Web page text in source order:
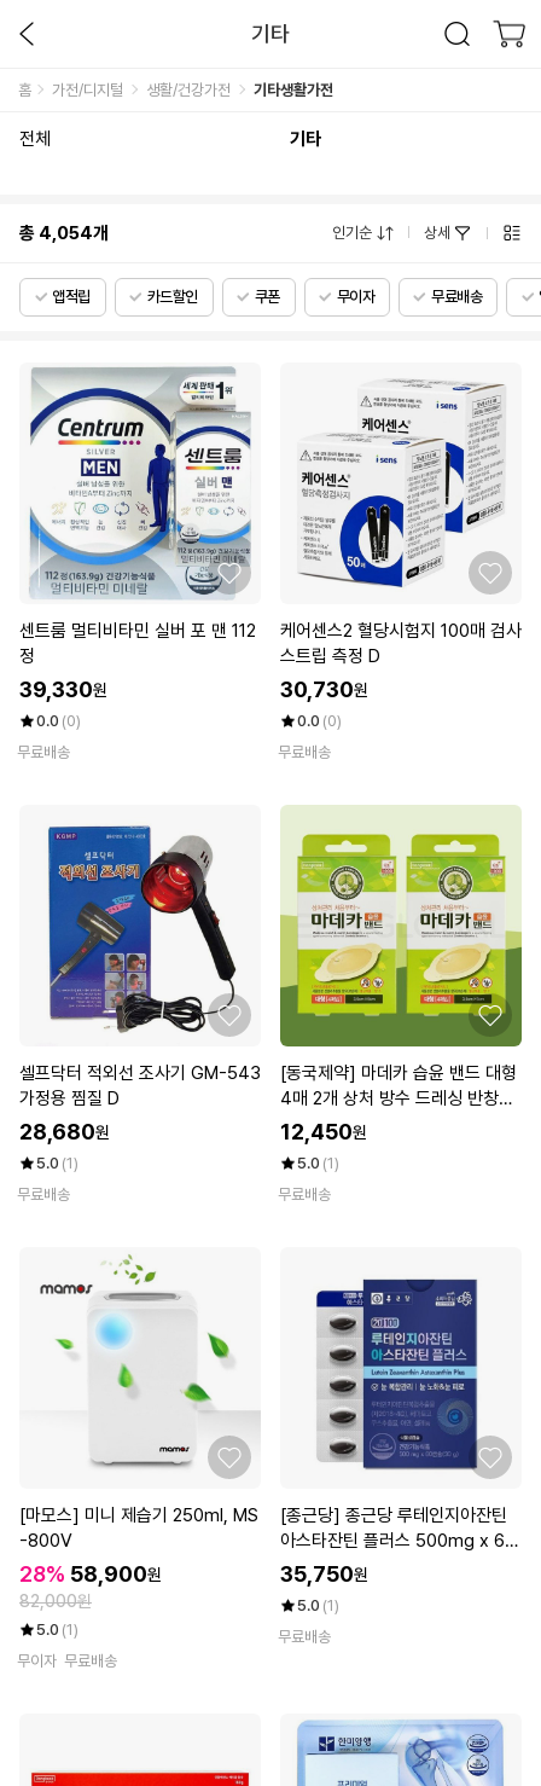
기타
홈 가전/디지털 생활/건강가전 기타생활가전
전체 기타
총 4,054개 인기순 상세
앱적립 카드할인 쿠폰 무이자 무료배송
센트룸 멀티비타민 실버 포 맨 112
정
39,330원
0.0 (0)
무료배송
케어센스2 혈당시험지 100매 검사
스트립 측정 D
30,730원
0.0 (0)
무료배송
셀프닥터 적외선 조사기 GM-543
가정용 찜질 D
28,680원
5.0 (1)
무료배송
[동국제약] 마데카 습윤 밴드 대형
4매 2개 상처 방수 드레싱 반창고
마데카솔
12,450원
5.0 (1)
무료배송
[마모스] 미니 제습기 250ml, MS
-800V
28% 58,900원
82,000원
5.0 (1)
무이자 무료배송
[종근당] 종근당 루테인지아잔틴
아스타잔틴 플러스 500mg x 60
캡슐 x 1 눈건강 올인원케어 비건
초임계
35,750원
5.0 (1)
무료배송